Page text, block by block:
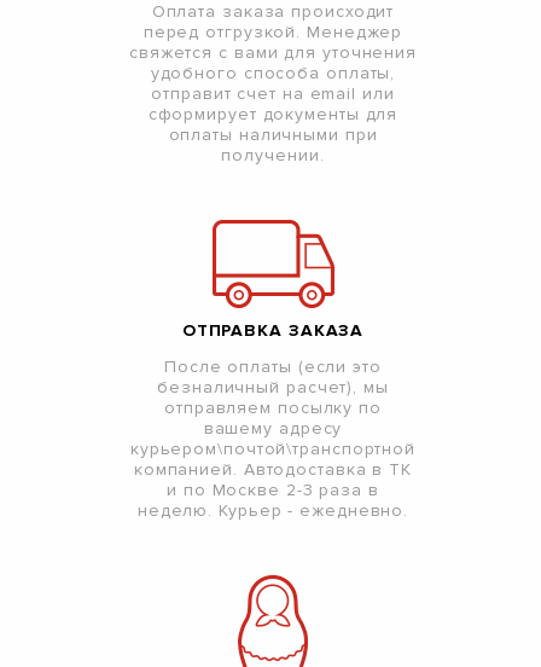
Оплата заказа происходит
перед отгрузкой. Менеджер
свяжется с вами для уточнения
удобного способа оплаты,
отправит счет на email или
сформирует документы для
оплаты наличными при
получении.
ОТПРАВКА ЗАКАЗА
После оплаты (если это
безналичный расчет), мы
отправляем посылку по
вашему адресу
курьером\почтой\транспортной
компанией. Автодоставка в ТК
и по Москве 2-3 раза в
неделю. Курьер - ежедневно.